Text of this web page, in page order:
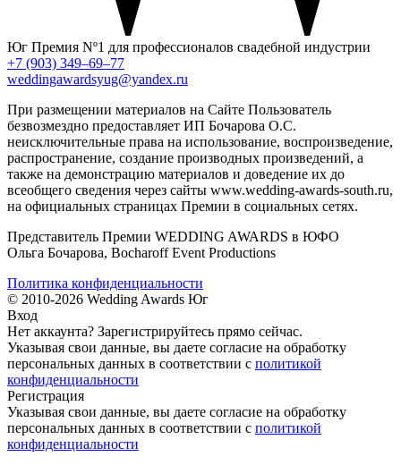
Юг Премия Nº1 для профессионалов свадебной индустрии
+7 (903) 349–69–77
weddingawardsyug@yandex.ru
При размещении материалов на Сайте Пользователь
безвозмездно предоставляет ИП Бочарова О.С.
неисключительные права на использование, воспроизведение,
распространение, создание производных произведений, а
также на демонстрацию материалов и доведение их до
всеобщего сведения через сайты www.wedding-awards-south.ru,
на официальных страницах Премии в социальных сетях.
Представитель Премии WEDDING AWARDS в ЮФО
Ольга Бочарова, Bocharoff Event Productions
Политика конфиденциальности
© 2010-2026 Wedding Awards Юг
Вход
Нет аккаунта? Зарегистрируйтесь прямо сейчас.
Указывая свои данные, вы даете согласие на обработку
персональных данных в соответствии с политикой
конфиденциальности
Регистрация
Указывая свои данные, вы даете согласие на обработку
персональных данных в соответствии с политикой
конфиденциальности